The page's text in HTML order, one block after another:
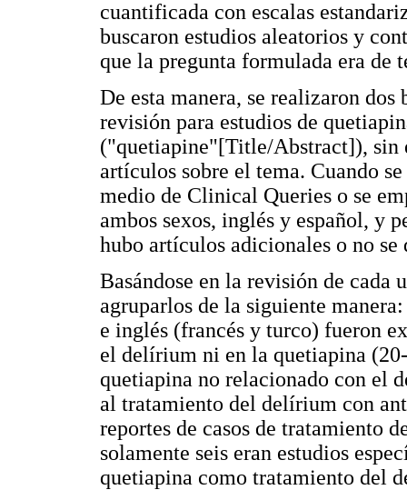
cuantificada con escalas
buscaron estudios aleatorios y
que la pregunta formulada era de
De esta manera, se realizaron
revisión para estudios de
("quetiapine"[Title/Abstract]), sin
artículos sobre el tema. Cuando
medio de Clinical Queries o se
ambos sexos, inglés y español, y
hubo artículos adicionales o no se
Basándose en la revisión de cada
agruparlos de la siguiente
e inglés (francés y turco) fueron
el delírium ni en la quetiapina
quetiapina no relacionado con el
al tratamiento del delírium con
reportes de casos de tratamiento
solamente seis eran estudios
quetiapina como tratamiento del